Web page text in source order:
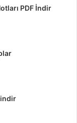
PDF İndir
indir